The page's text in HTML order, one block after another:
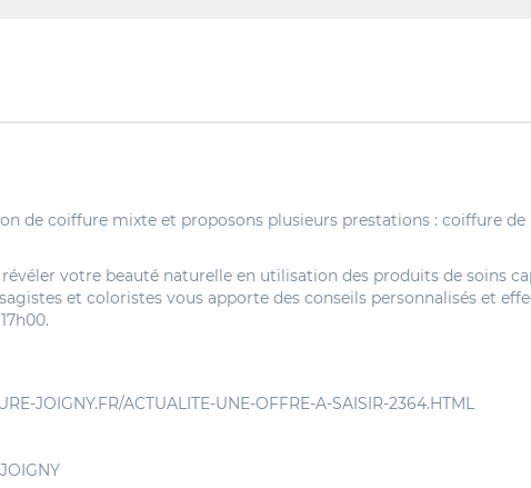
de coiffure mixte et proposons plusieurs prestations : coiffure
votre beauté naturelle en utilisation des produits de soins
et coloristes vous apporte des conseils personnalisés et
JOIGNY.FR/ACTUALITE-UNE-OFFRE-A-SAISIR-2364.HTML